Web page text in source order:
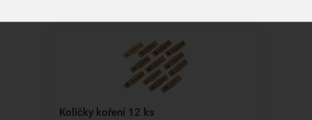
Kolíčky koření 12 ks